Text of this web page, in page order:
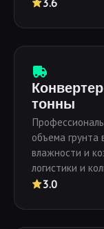
тонны
объема грунта
влажности и
логистики и
3.0